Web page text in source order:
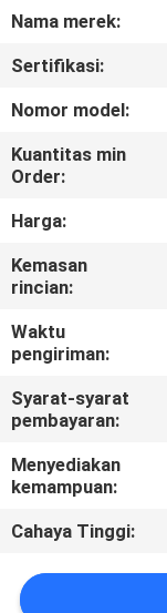
PABRIK
KONTROL
KUALITAS
HUBUNGI
KAMI
BERITA
KASUS-
KASUS
MINTA
KUTIPAN
Nama merek:
Sertifikasi:
Nomor model:
Kuantitas min
Order:
Harga:
Kemasan
rincian:
Waktu
pengiriman:
Syarat-syarat
pembayaran:
Menyediakan
kemampuan:
Cahaya Tinggi: